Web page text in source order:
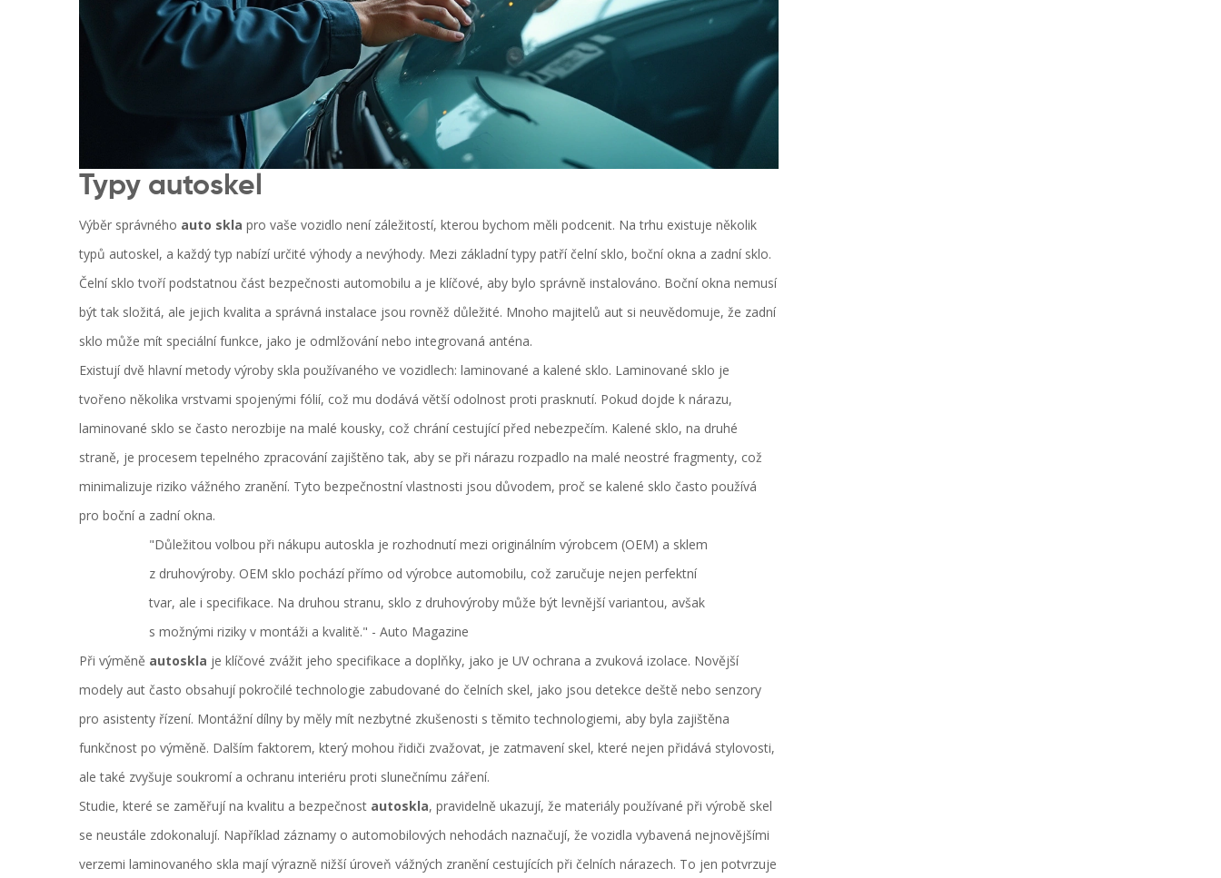
Typy autoskel
Výběr správného auto skla pro vaše vozidlo není záležitostí, kterou bychom měli podcenit. Na trhu existuje několik
typů autoskel, a každý typ nabízí určité výhody a nevýhody. Mezi základní typy patří čelní sklo, boční okna a zadní sklo.
Čelní sklo tvoří podstatnou část bezpečnosti automobilu a je klíčové, aby bylo správně instalováno. Boční okna nemusí
být tak složitá, ale jejich kvalita a správná instalace jsou rovněž důležité. Mnoho majitelů aut si neuvědomuje, že zadní
sklo může mít speciální funkce, jako je odmlžování nebo integrovaná anténa.
Existují dvě hlavní metody výroby skla používaného ve vozidlech: laminované a kalené sklo. Laminované sklo je
tvořeno několika vrstvami spojenými fólií, což mu dodává větší odolnost proti prasknutí. Pokud dojde k nárazu,
laminované sklo se často nerozbije na malé kousky, což chrání cestující před nebezpečím. Kalené sklo, na druhé
straně, je procesem tepelného zpracování zajištěno tak, aby se při nárazu rozpadlo na malé neostré fragmenty, což
minimalizuje riziko vážného zranění. Tyto bezpečnostní vlastnosti jsou důvodem, proč se kalené sklo často používá
pro boční a zadní okna.
"Důležitou volbou při nákupu autoskla je rozhodnutí mezi originálním výrobcem (OEM) a sklem
z druhovýroby. OEM sklo pochází přímo od výrobce automobilu, což zaručuje nejen perfektní
tvar, ale i specifikace. Na druhou stranu, sklo z druhovýroby může být levnější variantou, avšak
s možnými riziky v montáži a kvalitě." - Auto Magazine
Při výměně autoskla je klíčové zvážit jeho specifikace a doplňky, jako je UV ochrana a zvuková izolace. Novější
modely aut často obsahují pokročilé technologie zabudované do čelních skel, jako jsou detekce deště nebo senzory
pro asistenty řízení. Montážní dílny by měly mít nezbytné zkušenosti s těmito technologiemi, aby byla zajištěna
funkčnost po výměně. Dalším faktorem, který mohou řidiči zvažovat, je zatmavení skel, které nejen přidává stylovosti,
ale také zvyšuje soukromí a ochranu interiéru proti slunečnímu záření.
Studie, které se zaměřují na kvalitu a bezpečnost autoskla, pravidelně ukazují, že materiály používané při výrobě skel
se neustále zdokonalují. Například záznamy o automobilových nehodách naznačují, že vozidla vybavená nejnovějšími
verzemi laminovaného skla mají výrazně nižší úroveň vážných zranění cestujících při čelních nárazech. To jen potvrzuje